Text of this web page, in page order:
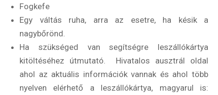
Fogkefe
Egy váltás ruha, arra az esetre, ha késik a
nagybőrönd.
Ha szükséged van segítségre leszállókártya
kitöltéséhez útmutató. Hivatalos ausztrál oldal
ahol az aktuális információk vannak és ahol több
nyelven elérhető a leszállókártya, magyarul is: